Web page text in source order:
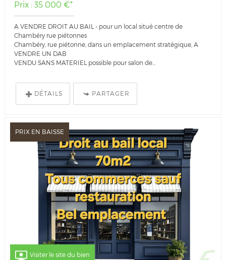
Prix : 35 000 €*
A VENDRE DROIT AU BAIL - pour un local situé centre de
Chambéry rue piétonnes
Chambéry, rue piétonne, dans un emplacement stratégique, A
VENDRE UN DAB
VENDU SANS MATERIEL possible pour salon de...
DÉTAILS PARTAGER
Visiter le site du bien
PRIX EN BAISSE